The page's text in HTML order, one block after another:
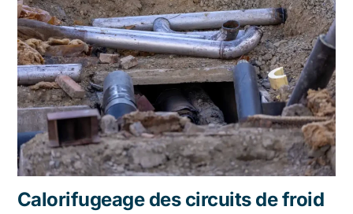
Calorifugeage des circuits de froid